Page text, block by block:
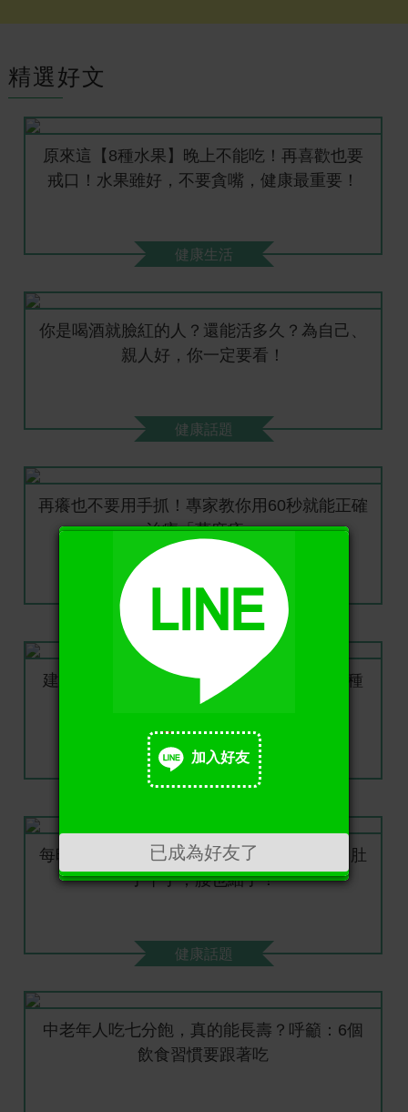
加入好友
已成為好友了
精選好文
原來這【8種水果】晚上不能吃！再喜歡也要
戒口！水果雖好，不要貪嘴，健康最重要！
健康生活
你是喝酒就臉紅的人？還能活多久？為自己、
親人好，你一定要看！
健康話題
再癢也不要用手抓！專家教你用60秒就能正確
治療「蕁麻疹」
健康生活
建議家長：有錢沒錢，多給老人孩子吃「5種
食物」，高維生素C，增強免疫力.
每晚洗腳時放一包，半個月體內濕毒全無，肚
子平了，腰也細了！
健康話題
中老年人吃七分飽，真的能長壽？呼籲：6個
飲食習慣要跟著吃